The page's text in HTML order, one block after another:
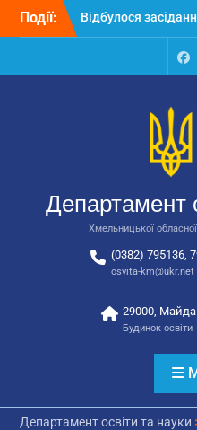
Перейти
Події:
Відбулося
колегії
освіти та науки
державної
відповідальних за
національно-
автобусів для
закладів освіти
Департамент
Хмельницької
(0382) 795136,
osvita-km@ukr.net
29000,
Будинок освіти
Департамент освіти та науки